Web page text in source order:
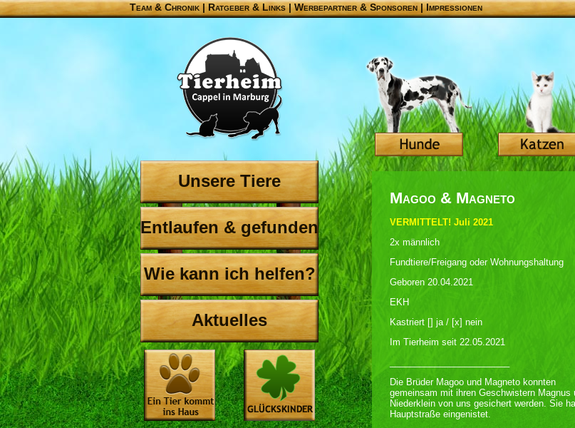
Team & Chronik |Ratgeber & Links|Werbepartner & Sponsoren|Impressionen
Unsere Tiere
Entlaufen & gefunden
Wie kann ich helfen?
Aktuelles
Magoo & Magneto
VERMITTELT! Juli 2021
2x männlich
Fundtiere/Freigang oder Wohnungshaltung
Geboren 20.04.2021
EKH
Kastriert [] ja / [x] nein
Im Tierheim seit 22.05.2021
Die Brüder Magoo und Magneto konnten
gemeinsam mit ihren Geschwistern
Niederklein von uns gesichert werden. Sie
Hauptstraße eingenistet.